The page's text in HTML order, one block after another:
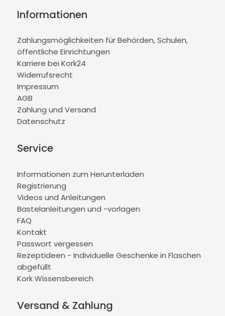
Informationen
Zahlungsmöglichkeiten für Behörden, Schulen,
öffentliche Einrichtungen
Karriere bei Kork24
Widerrufsrecht
Impressum
AGB
Zahlung und Versand
Datenschutz
Service
Informationen zum Herunterladen
Registrierung
Videos und Anleitungen
Bastelanleitungen und -vorlagen
FAQ
Kontakt
Passwort vergessen
Rezeptideen - Individuelle Geschenke in Flaschen
abgefüllt
Kork Wissensbereich
Versand & Zahlung